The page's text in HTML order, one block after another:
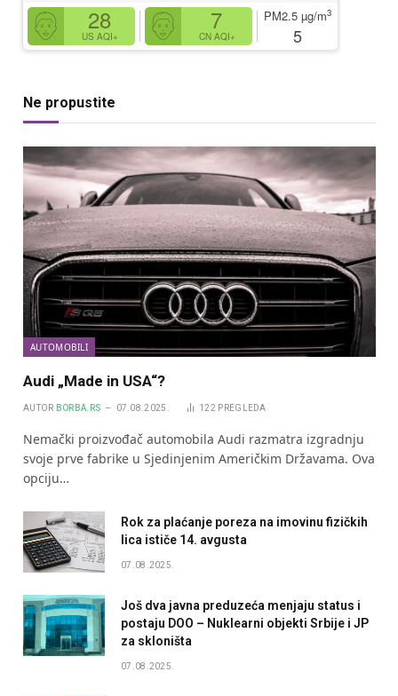
28
US AQI+
7
CN AQI+
PM2.5 µg/m3
5
Ne propustite
AUTOMOBILI
Audi „Made in USA“?
AUTOR BORBA.RS 07.08.2025. 122 PREGLEDA
Nemački proizvođač automobila Audi razmatra izgradnju
svoje prve fabrike u Sjedinjenim Američkim Državama. Ova
opciju…
Rok za plaćanje poreza na imovinu fizičkih
lica ističe 14. avgusta
07.08.2025.
Još dva javna preduzeća menjaju status i
postaju DOO – Nuklearni objekti Srbije i JP
za skloništa
07.08.2025.